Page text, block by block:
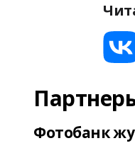
Фотобанк